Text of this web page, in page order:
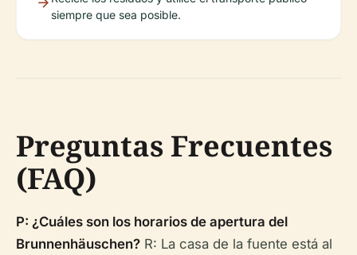
siempre que sea posible.
Preguntas Frecuentes
(FAQ)
P: ¿Cuáles son los horarios de apertura del
Brunnenhäuschen? R: La casa de la fuente está al